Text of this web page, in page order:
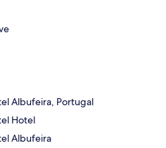
Albufeira, Portugal
Hotel
Albufeira